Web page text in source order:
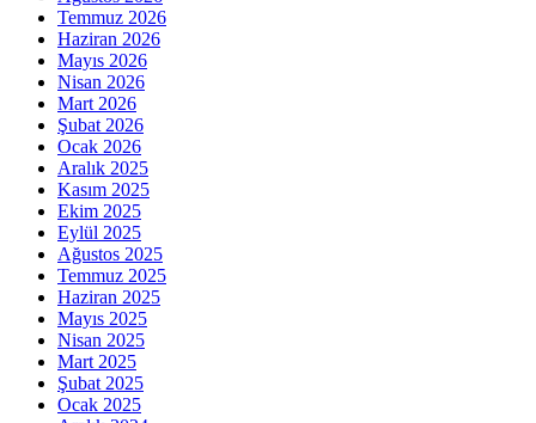
Temmuz 2026
Haziran 2026
Mayıs 2026
Nisan 2026
Mart 2026
Şubat 2026
Ocak 2026
Aralık 2025
Kasım 2025
Ekim 2025
Eylül 2025
Ağustos 2025
Temmuz 2025
Haziran 2025
Mayıs 2025
Nisan 2025
Mart 2025
Şubat 2025
Ocak 2025